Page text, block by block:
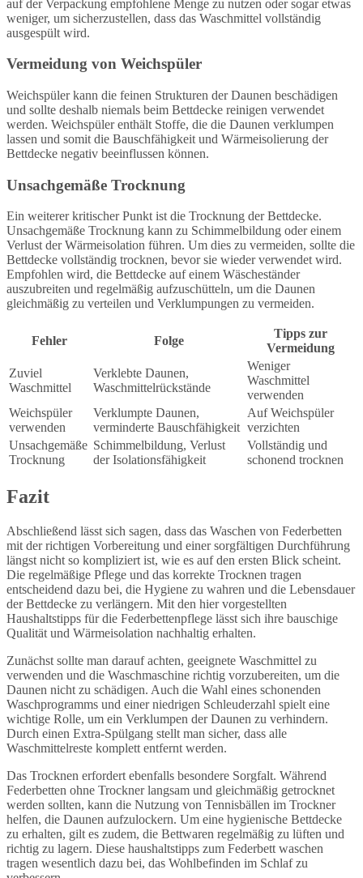
auf der Verpackung empfohlene Menge zu nutzen oder sogar etwas
weniger, um sicherzustellen, dass das Waschmittel vollständig
ausgespült wird.
Vermeidung von Weichspüler
Weichspüler kann die feinen Strukturen der Daunen beschädigen
und sollte deshalb niemals beim Bettdecke reinigen verwendet
werden. Weichspüler enthält Stoffe, die die Daunen verklumpen
lassen und somit die Bauschfähigkeit und Wärmeisolierung der
Bettdecke negativ beeinflussen können.
Unsachgemäße Trocknung
Ein weiterer kritischer Punkt ist die Trocknung der Bettdecke.
Unsachgemäße Trocknung kann zu Schimmelbildung oder einem
Verlust der Wärmeisolation führen. Um dies zu vermeiden, sollte die
Bettdecke vollständig trocknen, bevor sie wieder verwendet wird.
Empfohlen wird, die Bettdecke auf einem Wäscheständer
auszubreiten und regelmäßig aufzuschütteln, um die Daunen
gleichmäßig zu verteilen und Verklumpungen zu vermeiden.
Fehler Folge
Tipps zur
Vermeidung
Zuviel
Waschmittel
Verklebte Daunen,
Waschmittelrückstände
Weniger
Waschmittel
verwenden
Weichspüler
verwenden
Verklumpte Daunen,
verminderte Bauschfähigkeit
Auf Weichspüler
verzichten
Unsachgemäße
Trocknung
Schimmelbildung, Verlust
der Isolationsfähigkeit
Vollständig und
schonend trocknen
Fazit
Abschließend lässt sich sagen, dass das Waschen von Federbetten
mit der richtigen Vorbereitung und einer sorgfältigen Durchführung
längst nicht so kompliziert ist, wie es auf den ersten Blick scheint.
Die regelmäßige Pflege und das korrekte Trocknen tragen
entscheidend dazu bei, die Hygiene zu wahren und die Lebensdauer
der Bettdecke zu verlängern. Mit den hier vorgestellten
Haushaltstipps für die Federbettenpflege lässt sich ihre bauschige
Qualität und Wärmeisolation nachhaltig erhalten.
Zunächst sollte man darauf achten, geeignete Waschmittel zu
verwenden und die Waschmaschine richtig vorzubereiten, um die
Daunen nicht zu schädigen. Auch die Wahl eines schonenden
Waschprogramms und einer niedrigen Schleuderzahl spielt eine
wichtige Rolle, um ein Verklumpen der Daunen zu verhindern.
Durch einen Extra-Spülgang stellt man sicher, dass alle
Waschmittelreste komplett entfernt werden.
Das Trocknen erfordert ebenfalls besondere Sorgfalt. Während
Federbetten ohne Trockner langsam und gleichmäßig getrocknet
werden sollten, kann die Nutzung von Tennisbällen im Trockner
helfen, die Daunen aufzulockern. Um eine hygienische Bettdecke
zu erhalten, gilt es zudem, die Bettwaren regelmäßig zu lüften und
richtig zu lagern. Diese haushaltstipps zum Federbett waschen
tragen wesentlich dazu bei, das Wohlbefinden im Schlaf zu